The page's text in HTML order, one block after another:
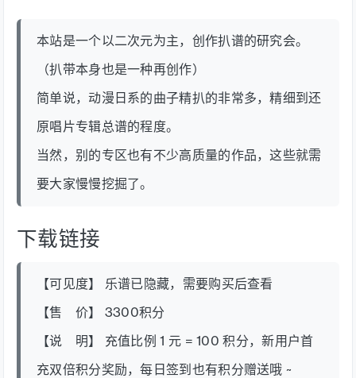
本站是一个以二次元为主，创作扒谱的研究会。
（扒带本身也是一种再创作）
简单说，动漫日系的曲子精扒的非常多，精细到还
原唱片专辑总谱的程度。
当然，别的专区也有不少高质量的作品，这些就需
要大家慢慢挖掘了。
下载链接
【可见度】 乐谱已隐藏，需要购买后查看
【售 价】 3300积分
【说 明】 充值比例 1 元 = 100 积分，新用户首
充双倍积分奖励，每日签到也有积分赠送哦 ~